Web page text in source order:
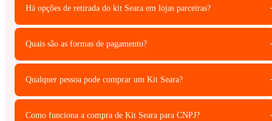
Há opções de retirada do kit Seara em lojas parceiras?
Quais são as formas de pagamento?
Qualquer pessoa pode comprar um Kit Seara?
Como funciona a compra de Kit Seara para CNPJ?